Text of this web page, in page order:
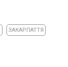
ЗАКАРПАТТЯ